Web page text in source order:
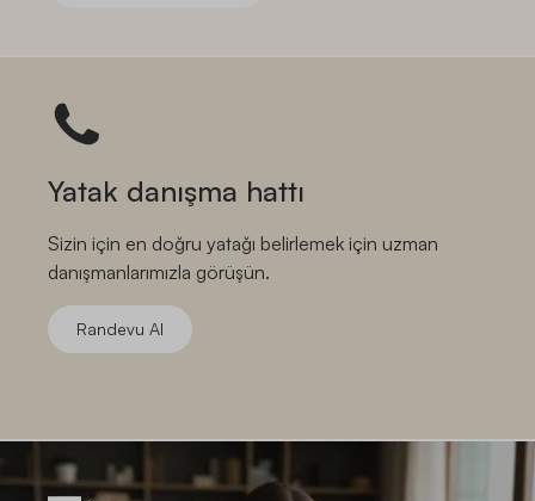
Yatak danışma hattı
Sizin için en doğru yatağı belirlemek için uzman
danışmanlarımızla görüşün.
Randevu Al